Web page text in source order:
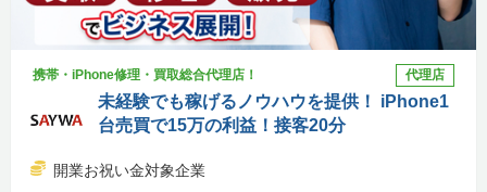
携帯・iPhone修理・買取総合代理店！ 代理店
未経験でも稼げるノウハウを提供！ iPhone1
台売買で15万の利益！接客20分
開業お祝い金対象企業